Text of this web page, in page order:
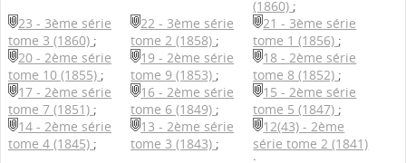
(1860) ;
23 - 3ème série
tome 3 (1860) ;
22 - 3ème série
tome 2 (1858) ;
21 - 3ème série
tome 1 (1856) ;
20 - 2ème série
tome 10 (1855) ;
19 - 2ème série
tome 9 (1853) ;
18 - 2ème série
tome 8 (1852) ;
17 - 2ème série
tome 7 (1851) ;
16 - 2ème série
tome 6 (1849) ;
15 - 2ème série
tome 5 (1847) ;
14 - 2ème série
tome 4 (1845) ;
13 - 2ème série
tome 3 (1843) ;
12(43) - 2ème
série tome 2 (1841)